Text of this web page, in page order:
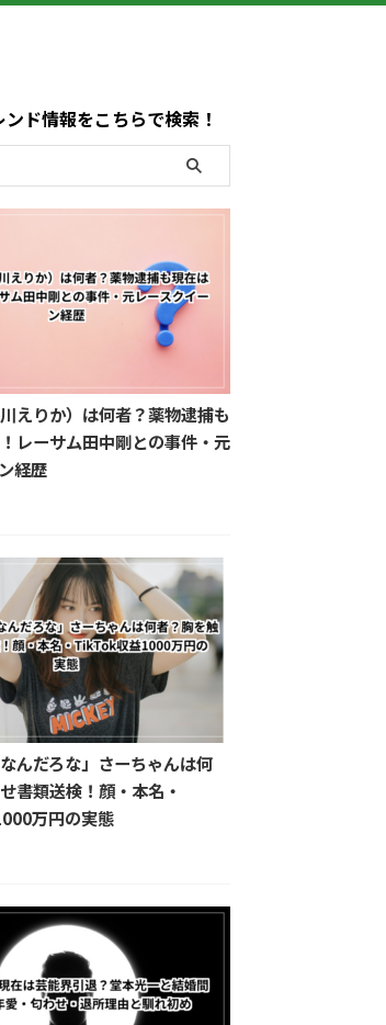
ド情報をこちらで検索！
えりか）は何者？薬物逮捕も
レーサム田中剛との事件・元
経歴
なんだろな」さーちゃんは何
書類送検！顔・本名・
万円の実態